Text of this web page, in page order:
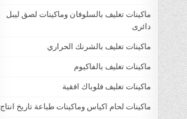
ماكينات تغليف بالسلوفان وماكينات لصق ليبل
دائرى
ماكينات تغليف بالشرنك الحراري
ماكينات تغليف بالفاكيوم
ماكينات تغليف فلوباك افقية
ماكينات لحام اكياس وماكينات طباعة تاريخ انتاج